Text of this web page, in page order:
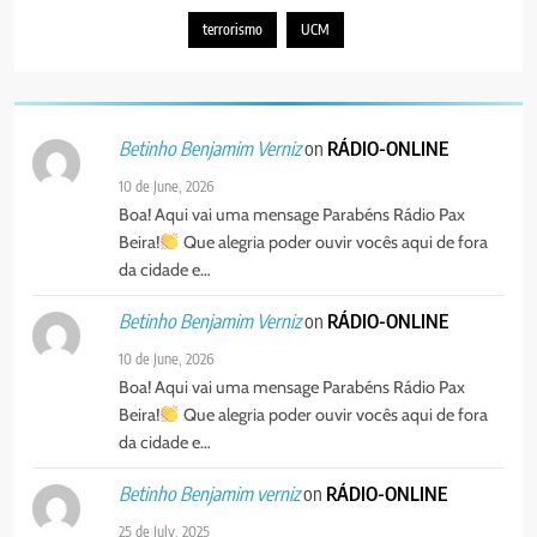
PORTUGUÊS
encontro de revitalização na
Diocese de Chimoio
PORTUGUÊS
“Um movimento eclesial sem
Cristo como centro é uma simples
organização humana” – defende o
Padre Mubango
MERCADO DE INHAMÍZUA:
TRANSFERÊNCIA DOS
VENDEDORES FOI ACEITE, MAS
PORTUGUÊS SOCIEDADE
terrorismo UCM
Betinho Benjamim Vernizon RÁDIO-ONLINE
10 de June, 2026
Boa! Aqui vai uma mensage Parabéns Rádio Pax
Beira!
Que alegria poder ouvir vocês aqui de fora
da cidade e…
Betinho Benjamim Vernizon RÁDIO-ONLINE
10 de June, 2026
Boa! Aqui vai uma mensage Parabéns Rádio Pax
Beira!
Que alegria poder ouvir vocês aqui de fora
da cidade e…
Betinho Benjamim vernizon RÁDIO-ONLINE
25 de July, 2025